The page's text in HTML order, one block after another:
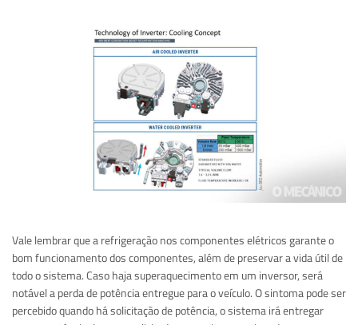
Vale lembrar que a refrigeração nos componentes elétricos garante o
bom funcionamento dos componentes, além de preservar a vida útil de
todo o sistema. Caso haja superaquecimento em um inversor, será
notável a perda de potência entregue para o veículo. O sintoma pode ser
percebido quando há solicitação de potência, o sistema irá entregar